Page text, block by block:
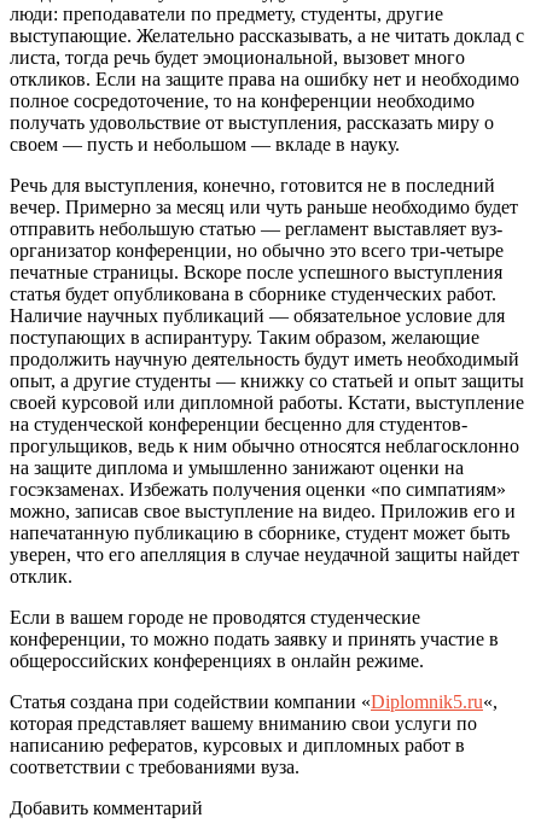
люди: преподаватели по предмету, студенты, другие
выступающие. Желательно рассказывать, а не читать доклад с
листа, тогда речь будет эмоциональной, вызовет много
откликов. Если на защите права на ошибку нет и необходимо
полное сосредоточение, то на конференции необходимо
получать удовольствие от выступления, рассказать миру о
своем — пусть и небольшом — вкладе в науку.
Речь для выступления, конечно, готовится не в последний
вечер. Примерно за месяц или чуть раньше необходимо будет
отправить небольшую статью — регламент выставляет вуз-
организатор конференции, но обычно это всего три-четыре
печатные страницы. Вскоре после успешного выступления
статья будет опубликована в сборнике студенческих работ.
Наличие научных публикаций — обязательное условие для
поступающих в аспирантуру. Таким образом, желающие
продолжить научную деятельность будут иметь необходимый
опыт, а другие студенты — книжку со статьей и опыт защиты
своей курсовой или дипломной работы. Кстати, выступление
на студенческой конференции бесценно для студентов-
прогульщиков, ведь к ним обычно относятся неблагосклонно
на защите диплома и умышленно занижают оценки на
госэкзаменах. Избежать получения оценки «по симпатиям»
можно, записав свое выступление на видео. Приложив его и
напечатанную публикацию в сборнике, студент может быть
уверен, что его апелляция в случае неудачной защиты найдет
отклик.
Если в вашем городе не проводятся студенческие
конференции, то можно подать заявку и принять участие в
общероссийских конференциях в онлайн режиме.
Статья создана при содействии компании «Diplomnik5.ru«,
которая представляет вашему вниманию свои услуги по
написанию рефератов, курсовых и дипломных работ в
соответствии с требованиями вуза.
Добавить комментарий